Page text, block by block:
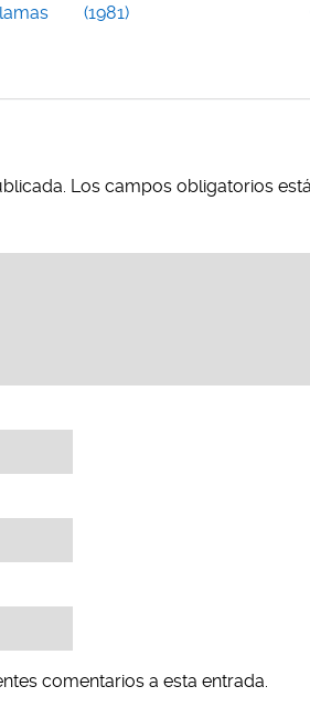
(1981)
Los campos obligatorios
comentarios a esta entrada.